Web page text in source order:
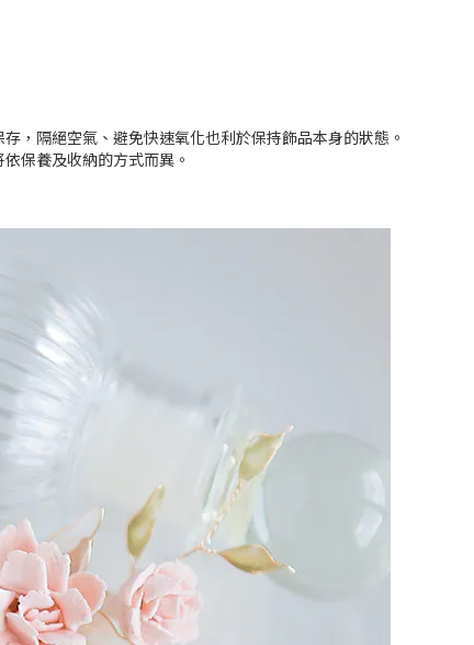
，隔絕空氣、避免快速氧化也利於保持飾品本身的狀態。
保養及收納的方式而異。